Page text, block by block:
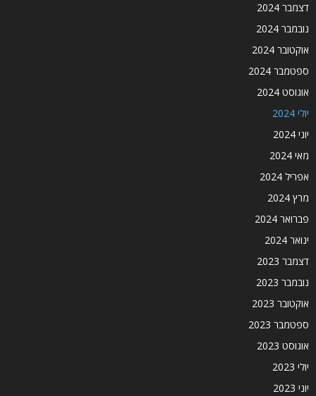
דצמבר 2024
נובמבר 2024
אוקטובר 2024
ספטמבר 2024
אוגוסט 2024
יולי 2024
יוני 2024
מאי 2024
אפריל 2024
מרץ 2024
פברואר 2024
ינואר 2024
דצמבר 2023
נובמבר 2023
אוקטובר 2023
ספטמבר 2023
אוגוסט 2023
יולי 2023
יוני 2023